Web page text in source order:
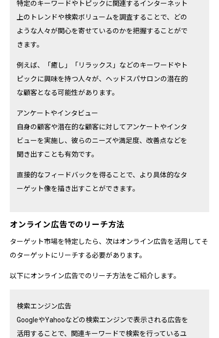
特定のキーワードやトピックに関連するインターネット
上のトレンドや検索ボリュームを調査することで、どの
ような人々が関心を寄せているのかを把握することがで
きます。
例えば、「癒し」「リラックス」などのキーワードやト
ピックに興味を持つ人々が、ヘッドスパサロンの潜在的
な顧客となる可能性があります。
アンケートやインタビュー
自身の顧客や潜在的な顧客に対してアンケートやインタ
ビューを実施し、彼らのニーズや満足度、改善点などを
聞き出すことも有効です。
直接的なフィードバックを得ることで、より具体的なタ
ーゲット像を描き出すことができます。
オンライン広告でのリーチ方法
ターゲット市場を特定したら、次はオンライン広告を活用してそ
のターゲットにリーチする必要があります。
以下にオンライン広告でのリーチ方法をご紹介します。
検索エンジン広告
GoogleやYahooなどの検索エンジンで表示される広告を
活用することで、関連キーワードで検索を行っているユ